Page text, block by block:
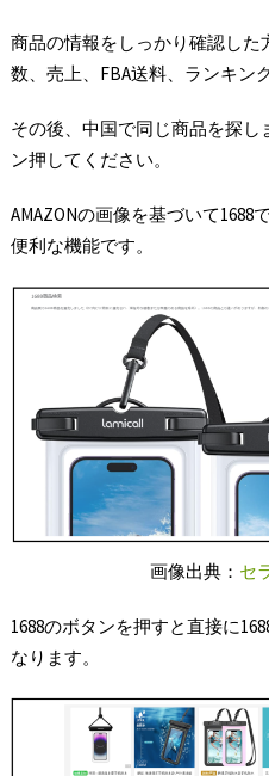
商品の情報をしっかり確認し
数、売上、FBA送料、ランキン
その後、中国で同じ商品を探し
ン押してください。
AMAZONの画像を基づいて
便利な機能です。
画像出典： セ
1688のボタンを押すと直接に
なります。